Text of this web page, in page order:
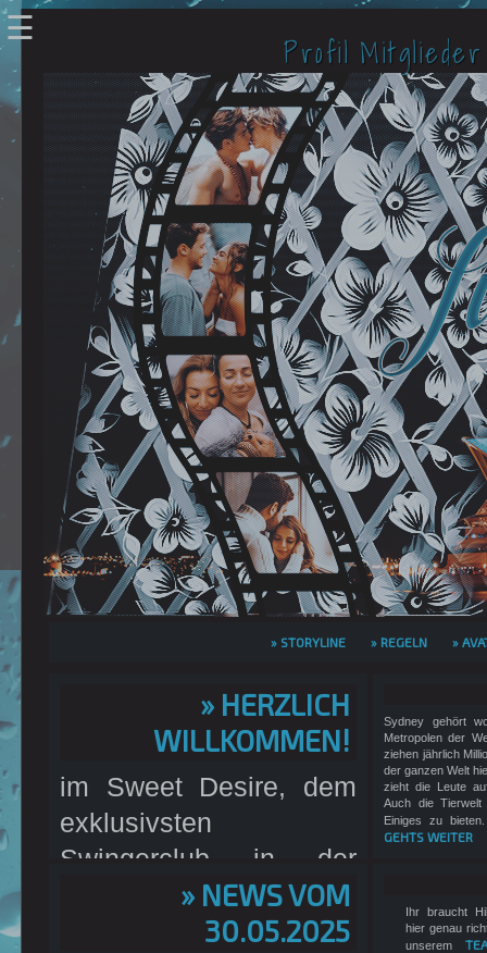
Profil Mitglieder
» STORYLINE » REGELN »
Verbundene Accounts
☰
» HERZLICH
WILLKOMMEN!
im Sweet Desire, dem
exklusivsten
Swingerclub in der
südlichen Hemisphäre.
Wir sind einREALLIFE-
Sydney gehört
Metropolen der
ziehen jährlich
der ganzen Welt
zieht die Leute
Auch die
Einiges zu
GEHTS WEITER
» NEWS VOM
30.05.2025
Ihr braucht
hier genau
unserem